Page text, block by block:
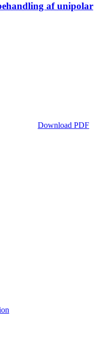
af unipolar
Download PDF